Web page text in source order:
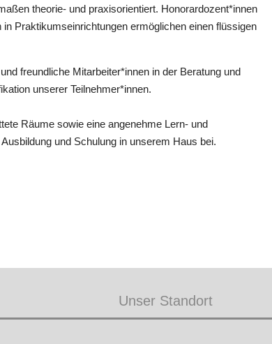
theorie- und praxisorientiert. Honorardozent*innen
Praktikumseinrichtungen ermöglichen einen flüssigen
freundliche Mitarbeiter*innen in der Beratung und
unserer Teilnehmer*innen.
Räume sowie eine angenehme Lern- und
und Schulung in unserem Haus bei.
Unser Standort